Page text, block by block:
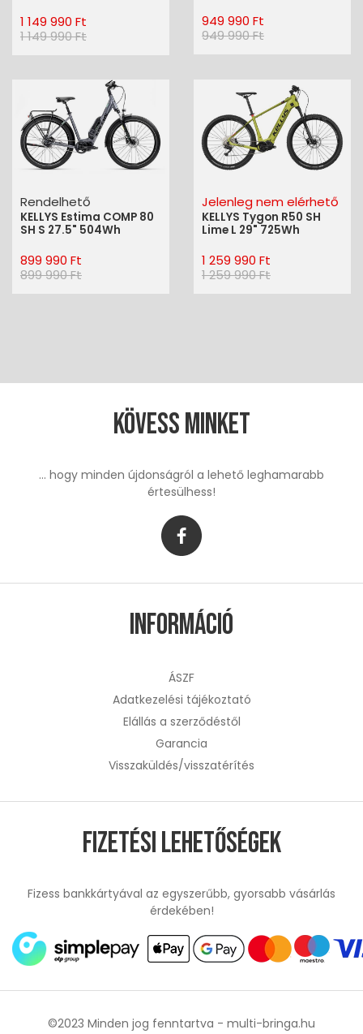
1 149 990 Ft
1 149 990 Ft
949 990 Ft
949 990 Ft
Rendelhető
KELLYS Estima COMP 80
SH S 27.5" 504Wh
899 990 Ft
899 990 Ft
Jelenleg nem elérhető
KELLYS Tygon R50 SH
Lime L 29" 725Wh
1 259 990 Ft
1 259 990 Ft
Kövess minket
... hogy minden újdonságról a lehető leghamarabb
értesülhess!
Információ
ÁSZF
Adatkezelési tájékoztató
Elállás a szerződéstől
Garancia
Visszaküldés/visszatérítés
Fizetési lehetőségek
Fizess bankkártyával az egyszerűbb, gyorsabb vásárlás
érdekében!
©2023 Minden jog fenntartva - multi-bringa.hu